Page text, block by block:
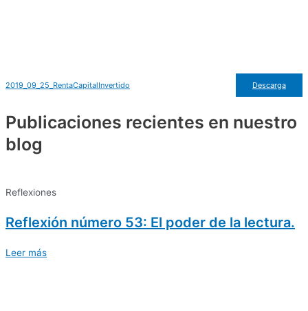
2019_09_25_RentaCapitalInvertido Descarga
Publicaciones recientes en nuestro
blog
Reflexiones
Reflexión número 53: El poder de la lectura.
Leer más